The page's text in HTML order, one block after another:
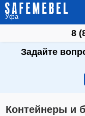
Уфа
8
Задайте
Контейнеры и